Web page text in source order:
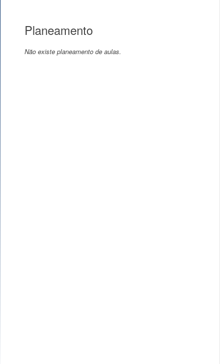
Planeamento
Não existe planeamento de aulas.